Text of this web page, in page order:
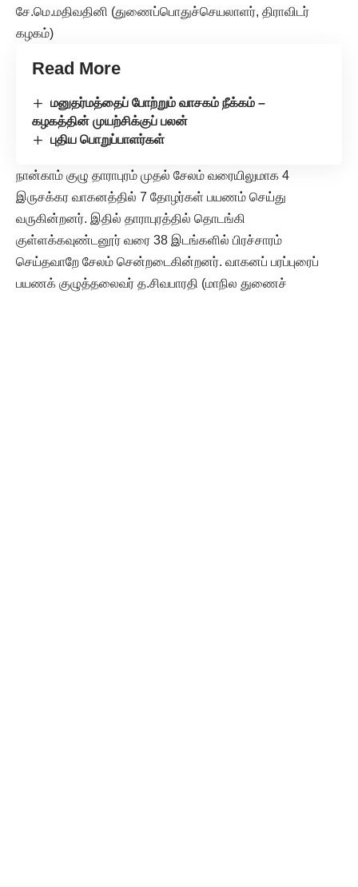
சே.மெ.மதிவதினி (துணைப்பொதுச்செயலாளர், திராவிடர்
கழகம்)
Read More
மனுதர்மத்தைப் போற்றும் வாசகம் நீக்கம் –
கழகத்தின் முயற்சிக்குப் பலன்
புதிய பொறுப்பாளர்கள்
நான்காம் குழு தாராபுரம் முதல் சேலம் வரையிலுமாக 4
இருசக்கர வாகனத்தில் 7 தோழர்கள் பயணம் செய்து
வருகின்றனர். இதில் தாராபுரத்தில் தொடங்கி
குள்ளக்கவுண்டனூர் வரை 38 இடங்களில் பிரச்சாரம்
செய்தவாறே சேலம் சென்றடைகின்றனர். வாகனப் பரப்புரைப்
பயணக் குழுத்தலைவர் த.சிவபாரதி (மாநில துணைச்